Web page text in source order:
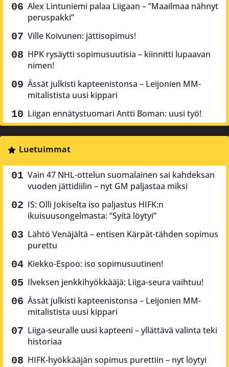
Alex Lintuniemi palaa Liigaan – ”Maailmaa nähnyt
peruspakki”
Ville Koivunen: jättisopimus!
HPK rysäytti sopimusuutisia – kiinnitti lupaavan
nimen!
Ässät julkisti kapteenistonsa – Leijonien MM-
mitalistista uusi kippari
Liigan ennätystuomari Antti Boman: uusi työ!
Luetuimmat
Vain 47 NHL-ottelun suomalainen sai kahdeksan
vuoden jättidiilin – nyt GM paljastaa miksi
IS: Olli Jokiselta iso paljastus HIFK:n
ikuisuusongelmasta: ”Syitä löytyi”
Lähtö Venäjältä – entisen Kärpät-tähden sopimus
purettu
Kiekko-Espoo: iso sopimusuutinen!
Ilveksen jenkkihyökkääjä: Liiga-seura vaihtuu!
Ässät julkisti kapteenistonsa – Leijonien MM-
mitalistista uusi kippari
Liiga-seuralle uusi kapteeni – yllättävä valinta teki
historiaa
HIFK-hyökkääjän sopimus purettiin – nyt löytyi